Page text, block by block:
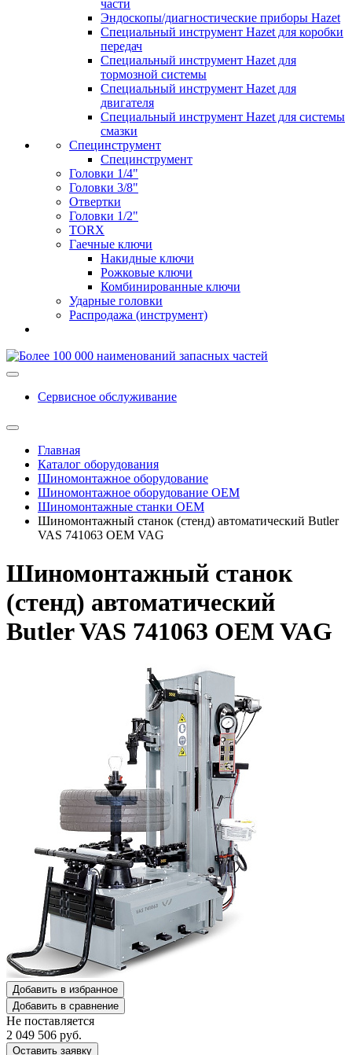
части
Эндоскопы/диагностические приборы Hazet
Специальный инструмент Hazet для коробки
передач
Специальный инструмент Hazet для
тормозной системы
Специальный инструмент Hazet для
двигателя
Специальный инструмент Hazet для системы
смазки
Специнструмент
Специнструмент
Головки 1/4"
Головки 3/8"
Отвертки
Головки 1/2"
TORX
Гаечные ключи
Накидные ключи
Рожковые ключи
Комбинированные ключи
Ударные головки
Распродажа (инструмент)
Сервисное обслуживание
Главная
Каталог оборудования
Шиномонтажное оборудование
Шиномонтажное оборудование ОЕМ
Шиномонтажные станки ОЕМ
Шиномонтажный станок (стенд) автоматический Butler
VAS 741063 OEM VAG
Шиномонтажный станок
(стенд) автоматический
Butler VAS 741063 OEM VAG
Добавить в избранное
Добавить в сравнение
Не поставляется
2 049 506 руб.
Оставить заявку